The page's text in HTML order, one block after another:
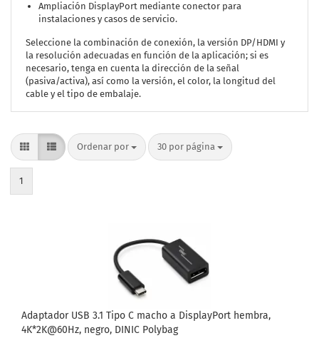
Ampliación DisplayPort mediante conector para
instalaciones y casos de servicio.
Seleccione la combinación de conexión, la versión DP/HDMI y
la resolución adecuadas en función de la aplicación; si es
necesario, tenga en cuenta la dirección de la señal
(pasiva/activa), así como la versión, el color, la longitud del
cable y el tipo de embalaje.
Ordenar por
Ordenar por 30 por página
por página
1
Adaptador USB 3.1 Tipo C macho a DisplayPort hembra,
4K*2K@60Hz, negro, DINIC Polybag